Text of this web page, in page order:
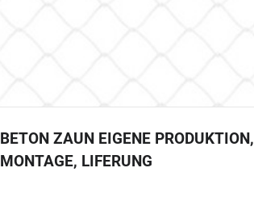
BETON ZAUN EIGENE PRODUKTION,
MONTAGE, LIFERUNG